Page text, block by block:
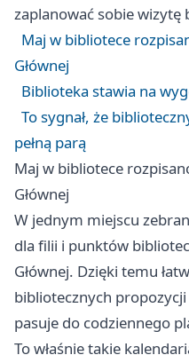
zaplanować sobie wizytę
Maj w bibliotece
Głównej
Biblioteka stawia na
To sygnał, że
pełną parą
Maj w bibliotece
Głównej
W jednym miejscu
dla filii i punktów
Głównej. Dzięki temu
bibliotecznych
pasuje do codziennego
To właśnie takie